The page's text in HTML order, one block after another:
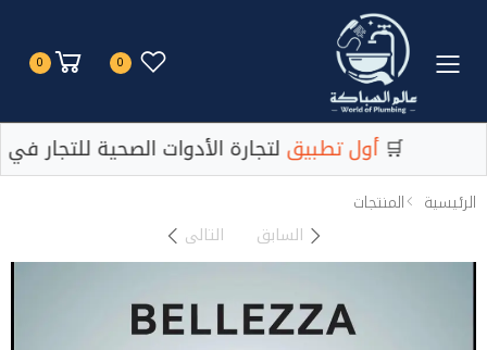
Toggle mobile menu
0
0
أول تطبيقلتجارة الأدوات الصحية للتجار لتجارة الأدوات الصحية للتجار في مصر 🛒
الرئيسية
المنتجات
السابق
التالى